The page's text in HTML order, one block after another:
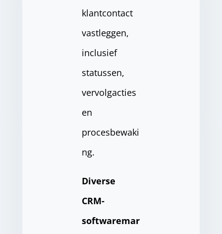
klantcontact
vastleggen,
inclusief
statussen,
vervolgacties
en
procesbewaki
ng.
Diverse
CRM-
softwaremar